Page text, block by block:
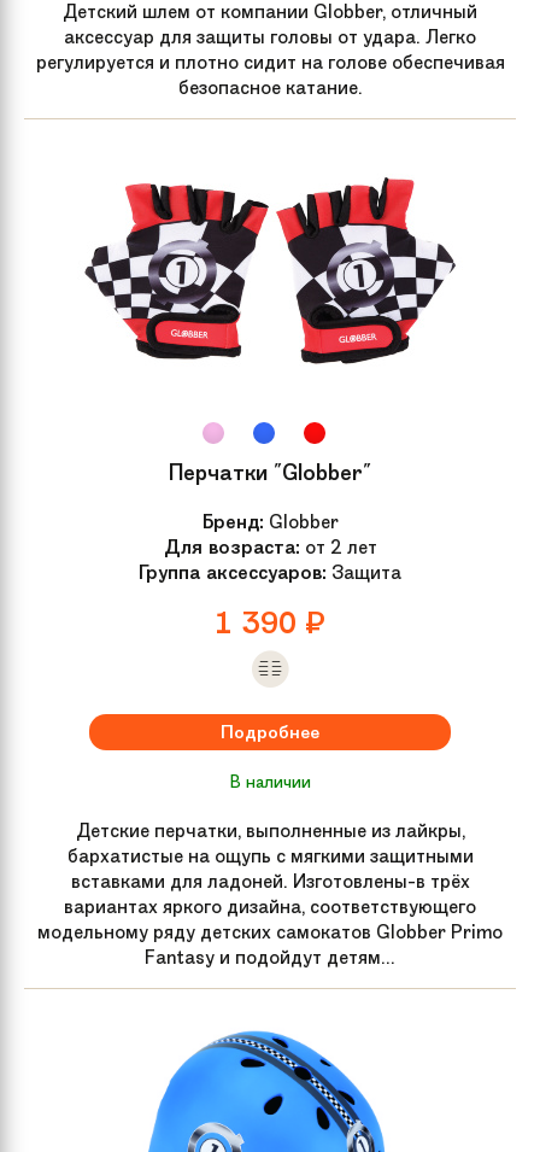
Детский шлем от компании Globber, отличный
аксессуар для защиты головы от удара. Легко
регулируется и плотно сидит на голове обеспечивая
безопасное катание.
Перчатки "Globber"
Бренд: Globber
Для возраста: от 2 лет
Группа аксессуаров: Защита
1 390 ₽
Подробнее
В наличии
Детские перчатки, выполненные из лайкры,
бархатистые на ощупь с мягкими защитными
вставками для ладоней. Изготовлены-в трёх
вариантах яркого дизайна, соответствующего
модельному ряду детских самокатов Globber Primo
Fantasy и подойдут детям...